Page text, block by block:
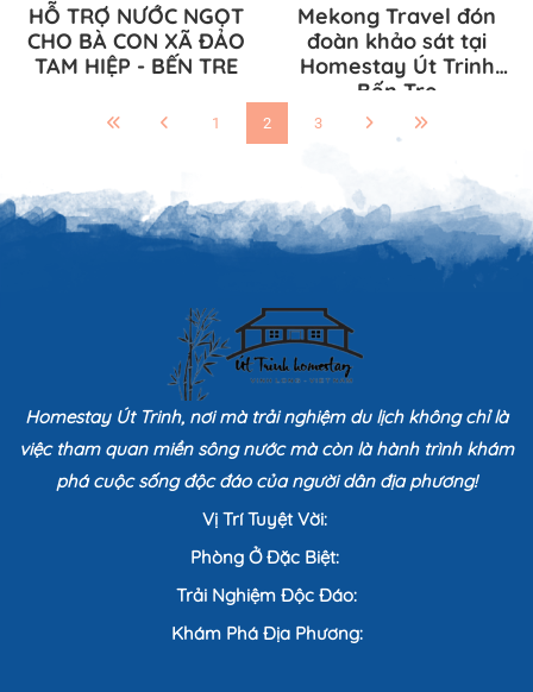
HỖ TRỢ NƯỚC NGỌT
CHO BÀ CON XÃ ĐẢO
TAM HIỆP - BẾN TRE
Mekong Travel đón
đoàn khảo sát tại
Homestay Út Trinh
Bến Tre
1 2 3
Homestay Út Trinh, nơi mà trải nghiệm du lịch không chỉ là
việc tham quan miền sông nước mà còn là hành trình khám
phá cuộc sống độc đáo của người dân địa phương!
Vị Trí Tuyệt Vời:
Phòng Ở Đặc Biệt:
Trải Nghiệm Độc Đáo:
Khám Phá Địa Phương: